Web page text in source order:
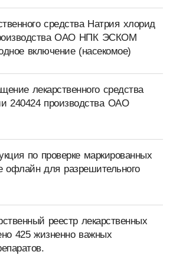
средства Натрия хлорид
ОАО НПК ЭСКОМ
включение (насекомое)
лекарственного средства
240424 производства ОАО
по проверке маркированных
офлайн для разрешительного
реестр лекарственных
425 жизненно важных